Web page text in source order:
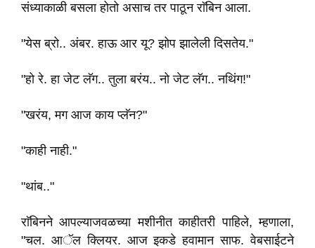
संध्याकाळी बसला होतो असाच तर पाठून राॅबिन आला.
"येस ब्रो.. अंबर. हाऊ आर यू? झोप झालेली दिसतेय."
"हो रे. हा जेट लॅग.. तुला बरंय.. नो जेट लॅग.. नथिंग!"
"खरंय, मग आज काय प्लॅन?"
"काही नाही."
"थांब.."
राॅबिनने आपल्याजवळच्या मशीनीत काहीतरी पाहिले, म्हणाला,
"चल. आॅल क्लियर. आज इकडे हवामान साफ. वेबसाईटने